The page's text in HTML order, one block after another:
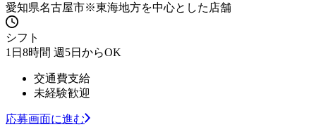
愛知県名古屋市※東海地方を中心とした店舗
シフト
1日8時間 週5日からOK
交通費支給
未経験歓迎
応募画面に進む